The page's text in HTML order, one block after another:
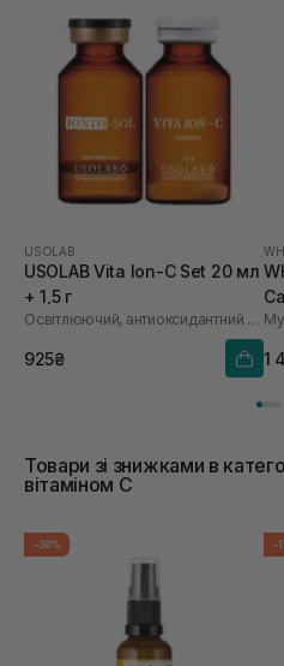
USOLAB
USOLAB Vita Ion-C Set 20 мл
+ 1,5 г
Освітлюючий, антиоксидантний та омолоджуючий набір
925₴ 1
Товари зі знижками в
вітаміном С
-30% -